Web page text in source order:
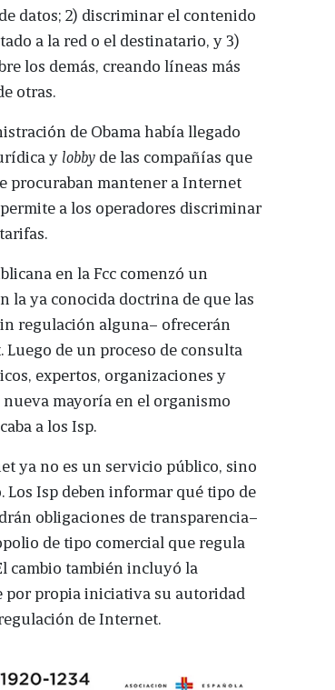
datos; 2) discriminar el contenido
a la red o el destinatario, y 3)
los demás, creando líneas más
otras.
de Obama había llegado
y lobby de las compañías que
procuraban mantener a Internet
a los operadores discriminar
en la Fcc comenzó un
la ya conocida doctrina de que las
regulación alguna– ofrecerán
de un proceso de consulta
expertos, organizaciones y
mayoría en el organismo
a los Isp.
ya no es un servicio público, sino
Isp deben informar qué tipo de
obligaciones de transparencia–
de tipo comercial que regula
cambio también incluyó la
por propia iniciativa su autoridad
de Internet.